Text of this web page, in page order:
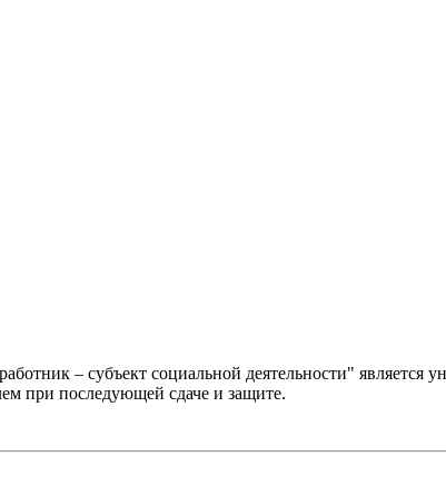
– субъект социальной деятельности" является
при последующей сдаче и защите.